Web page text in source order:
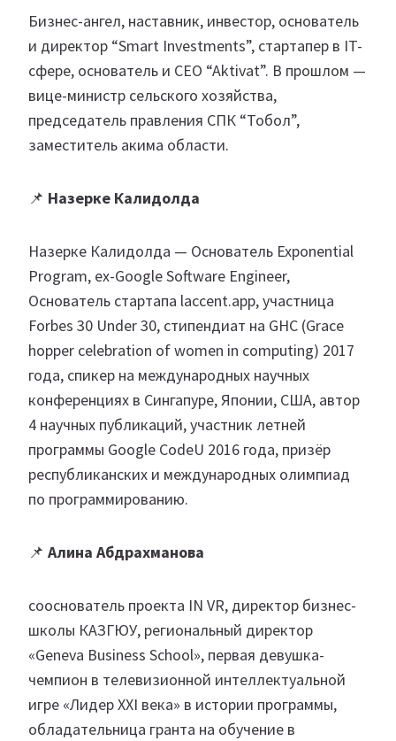
Бизнес-ангел, наставник, инвестор, основатель
и директор “Smart Investments”, стартапер в IT-
сфере, основатель и CEO “Aktivat”. В прошлом —
вице-министр сельского хозяйства,
председатель правления СПК “Тобол”,
заместитель акима области.
📌 Назерке Калидолда
Назерке Калидолда — Основатель Exponential
Program, ex-Google Software Engineer,
Основатель стартапа laccent.app, участница
Forbes 30 Under 30, стипендиат на GHC (Grace
hopper celebration of women in computing) 2017
года, спикер на международных научных
конференциях в Сингапуре, Японии, США, автор
4 научных публикаций, участник летней
программы Google CodeU 2016 года, призёр
республиканских и международных олимпиад
по программированию.
📌 Алина Абдрахманова
сооснователь проекта IN VR, директор бизнес-
школы КАЗГЮУ, региональный директор
«Geneva Business School», первая девушка-
чемпион в телевизионной интеллектуальной
игре «Лидер XXI века» в истории программы,
обладательница гранта на обучение в